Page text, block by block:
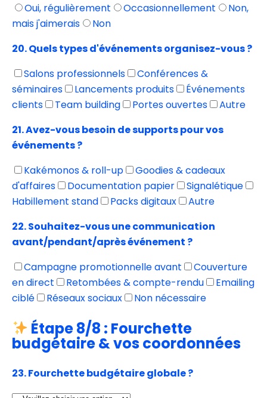
Oui, régulièrement
Occasionnellement
Non,
mais j'aimerais
Non
20. Quels types d'événements organisez-vous ?
Salons professionnels
Conférences &
séminaires
Lancements produits
Événements
clients
Team building Portes ouvertes
Autre
21. Avez-vous besoin de supports pour vos
événements ?
Kakémonos & roll-up
Goodies & cadeaux
d'affaires
Documentation papier
Signalétique
Habillement stand
Packs digitaux
Autre
22. Souhaitez-vous une communication
avant/pendant/après événement ?
Campagne promotionnelle avant
Couverture
en direct
Retombées & compte-rendu
Emailing
ciblé
Réseaux sociaux Non nécessaire
Étape 8/8 : Fourchette
budgétaire & vos coordonnées
23. Fourchette budgétaire globale ?